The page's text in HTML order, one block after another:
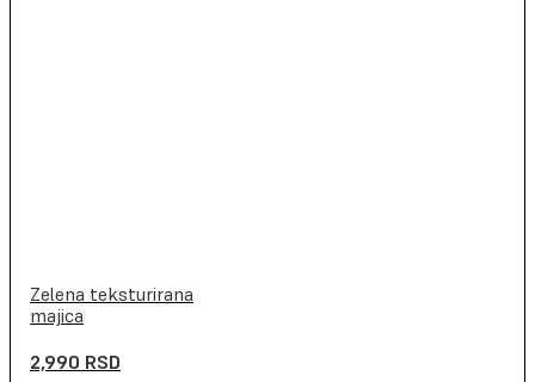
Zelena teksturirana
majica
2,990 RSD